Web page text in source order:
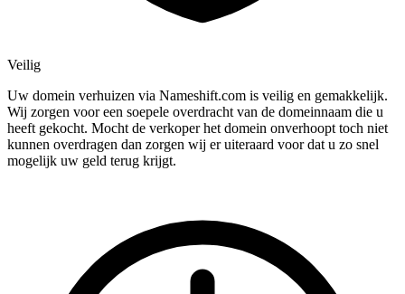
Veilig
Uw domein verhuizen via Nameshift.com is veilig en gemakkelijk.
Wij zorgen voor een soepele overdracht van de domeinnaam die u
heeft gekocht. Mocht de verkoper het domein onverhoopt toch niet
kunnen overdragen dan zorgen wij er uiteraard voor dat u zo snel
mogelijk uw geld terug krijgt.